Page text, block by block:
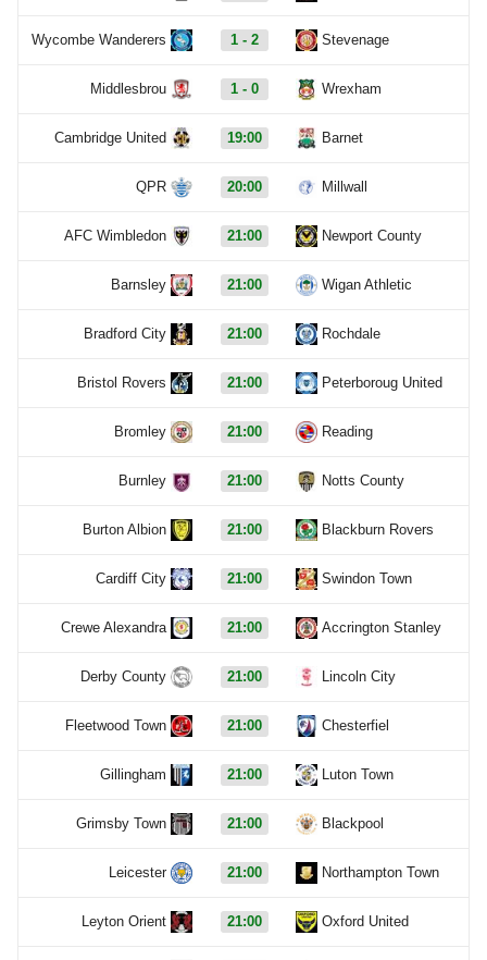
Wycombe Wanderers 1 - 2 Stevenage
Middlesbrou 1 - 0 Wrexham
Cambridge United 19:00 Barnet
QPR 20:00 Millwall
AFC Wimbledon 21:00 Newport County
Barnsley 21:00 Wigan Athletic
Bradford City 21:00 Rochdale
Bristol Rovers 21:00 Peterboroug United
Bromley 21:00 Reading
Burnley 21:00 Notts County
Burton Albion 21:00 Blackburn Rovers
Cardiff City 21:00 Swindon Town
Crewe Alexandra 21:00 Accrington Stanley
Derby County 21:00 Lincoln City
Fleetwood Town 21:00 Chesterfiel
Gillingham 21:00 Luton Town
Grimsby Town 21:00 Blackpool
Leicester 21:00 Northampton Town
Leyton Orient 21:00 Oxford United